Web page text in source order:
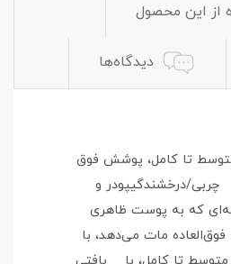
از این محصول
دیدگاه‌ها
متوسط تا کامل، پوشش فوق
چربی/درخشندگیپودر و
که به پوست ظاهری
مات می‌دهد، با